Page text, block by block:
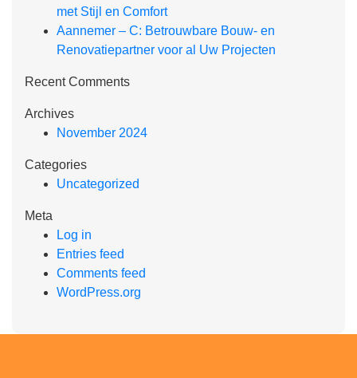
met Stijl en Comfort
Aannemer – C: Betrouwbare Bouw- en
Renovatiepartner voor al Uw Projecten
Recent Comments
Archives
November 2024
Categories
Uncategorized
Meta
Log in
Entries feed
Comments feed
WordPress.org